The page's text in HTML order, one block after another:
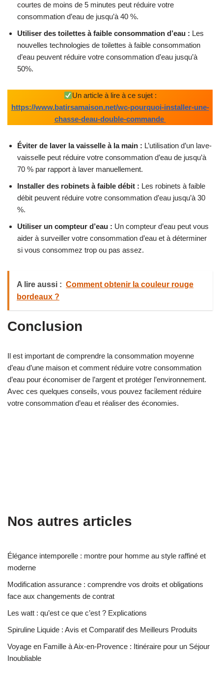
courtes de moins de 5 minutes peut réduire votre
consommation d’eau de jusqu’à 40 %.
Utiliser des toilettes à faible consommation d’eau : Les
nouvelles technologies de toilettes à faible consommation
d’eau peuvent réduire votre consommation d’eau jusqu’à
50%.
Un article à lire à ce sujet :
https://www.batirsamaison.net/wc-pourquoi-installer-une-
chasse-deau-double-commande
Éviter de laver la vaisselle à la main : L’utilisation d’un lave-
vaisselle peut réduire votre consommation d’eau de jusqu’à
70 % par rapport à laver manuellement.
Installer des robinets à faible débit : Les robinets à faible
débit peuvent réduire votre consommation d’eau jusqu’à 30
%.
Utiliser un compteur d’eau : Un compteur d’eau peut vous
aider à surveiller votre consommation d’eau et à déterminer
si vous consommez trop ou pas assez.
A lire aussi : Comment obtenir la couleur rouge
bordeaux ?
Conclusion
Il est important de comprendre la consommation moyenne
d’eau d’une maison et comment réduire votre consommation
d’eau pour économiser de l’argent et protéger l’environnement.
Avec ces quelques conseils, vous pouvez facilement réduire
votre consommation d’eau et réaliser des économies.
Nos autres articles
Élégance intemporelle : montre pour homme au style raffiné et
moderne
Modification assurance : comprendre vos droits et obligations
face aux changements de contrat
Les watt : qu’est ce que c’est ? Explications
Spiruline Liquide : Avis et Comparatif des Meilleurs Produits
Voyage en Famille à Aix-en-Provence : Itinéraire pour un Séjour
Inoubliable